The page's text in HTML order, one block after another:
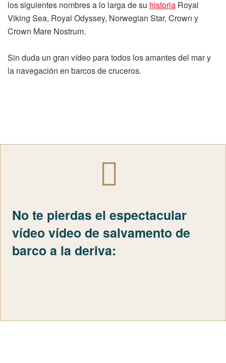
los siguientes nombres a lo larga de su historia Royal
Viking Sea, Royal Odyssey, Norwegian Star, Crown y
Crown Mare Nostrum.
Sin duda un gran vídeo para todos los amantes del mar y
la navegación en barcos de cruceros.
No te pierdas el espectacular
vídeo vídeo de salvamento de
barco a la deriva: